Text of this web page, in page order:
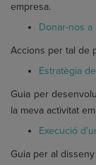
empresa.
Donar-nos
Accions per tal de
Estratègia
Guia per
la meva activitat
Execució
Guia per al